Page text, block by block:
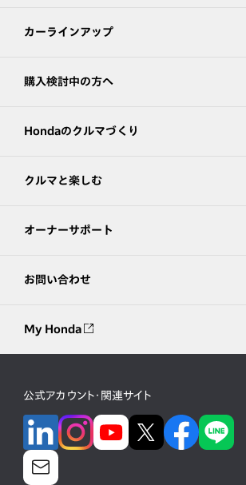
カーラインアップ
購入検討中の方へ
Hondaのクルマづくり
クルマと楽しむ
オーナーサポート
お問い合わせ
My Honda
公式アカウント・関連サイト